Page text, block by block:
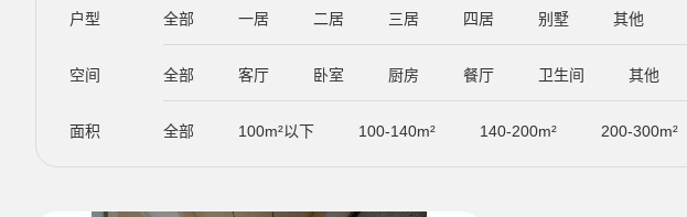
户型 全部 一居 二居 三居 四居 别墅 其他
空间 全部 客厅 卧室 厨房 餐厅 卫生间 其他
面积 全部 100m²以下 100-140m² 140-200m² 200-300m²